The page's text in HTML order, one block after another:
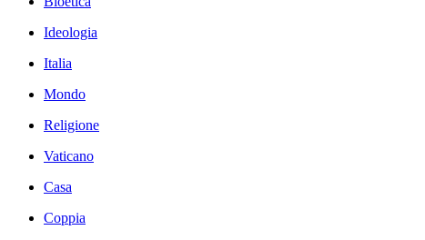
Ideologia
Italia
Mondo
Religione
Vaticano
Casa
Coppia